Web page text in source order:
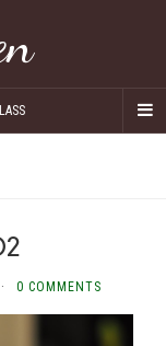
· 0 COMMENTS